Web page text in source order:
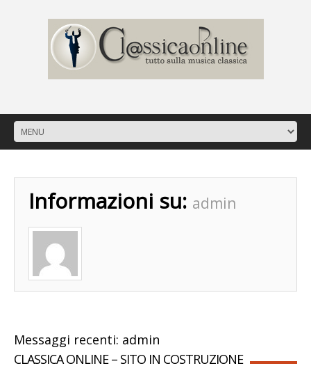
Informazioni su: admin
Messaggi recenti: admin
CLASSICA ONLINE – SITO IN COSTRUZIONE